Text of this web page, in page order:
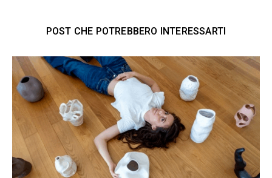
POST CHE POTREBBERO INTERESSARTI